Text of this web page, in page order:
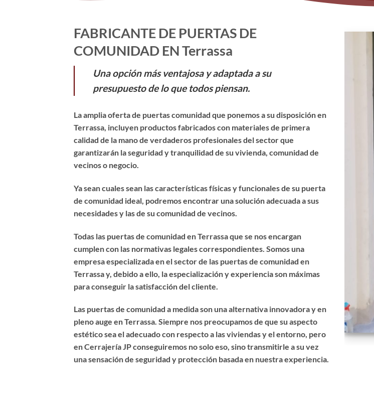
FABRICANTE DE PUERTAS DE
COMUNIDAD EN Terrassa
Una opción más ventajosa y adaptada a su
presupuesto de lo que todos piensan.
La amplia oferta de puertas comunidad que ponemos a su disposición en
Terrassa, incluyen productos fabricados con materiales de primera
calidad de la mano de verdaderos profesionales del sector que
garantizarán la seguridad y tranquilidad de su vivienda, comunidad de
vecinos o negocio.
Ya sean cuales sean las características físicas y funcionales de su puerta
de comunidad ideal, podremos encontrar una solución adecuada a sus
necesidades y las de su comunidad de vecinos.
Todas las puertas de comunidad en Terrassa que se nos encargan
cumplen con las normativas legales correspondientes. Somos una
empresa especializada en el sector de las puertas de comunidad en
Terrassa y, debido a ello, la especialización y experiencia son máximas
para conseguir la satisfacción del cliente.
Las puertas de comunidad a medida son una alternativa innovadora y en
pleno auge en Terrassa. Siempre nos preocupamos de que su aspecto
estético sea el adecuado con respecto a las viviendas y el entorno, pero
en Cerrajería JP conseguiremos no solo eso, sino transmitirle a su vez
una sensación de seguridad y protección basada en nuestra experiencia.